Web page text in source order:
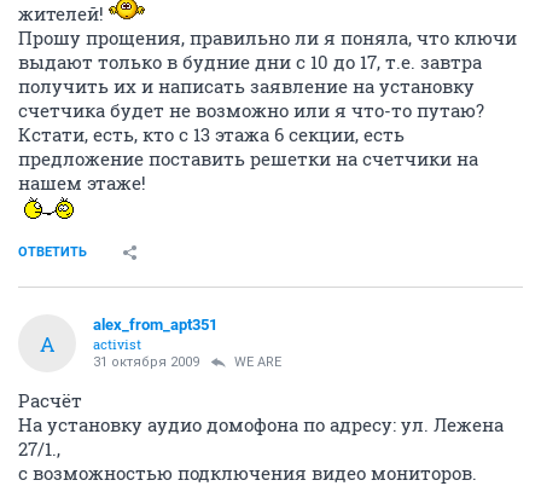
жителей!
Прошу прощения, правильно ли я поняла, что ключи
выдают только в будние дни с 10 до 17, т.е. завтра
получить их и написать заявление на установку
счетчика будет не возможно или я что-то путаю?
Кстати, есть, кто с 13 этажа 6 секции, есть
предложение поставить решетки на счетчики на
нашем этаже!
ОТВЕТИТЬ
A
alex_from_apt351
activist
31 октября 2009 WE ARE
Расчёт
На установку аудио домофона по адресу: ул. Лежена
27/1.,
с возможностью подключения видео мониторов.